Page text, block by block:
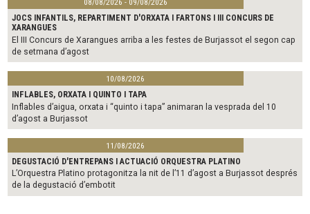
08/08/2026 - 09/08/2026
JOCS INFANTILS, REPARTIMENT D'ORXATA I FARTONS I III CONCURS DE
XARANGUES
El III Concurs de Xarangues arriba a les festes de Burjassot el segon cap
de setmana d’agost
10/08/2026
INFLABLES, ORXATA I QUINTO I TAPA
Inflables d’aigua, orxata i “quinto i tapa” animaran la vesprada del 10
d’agost a Burjassot
11/08/2026
DEGUSTACIÓ D'ENTREPANS I ACTUACIÓ ORQUESTRA PLATINO
L’Orquestra Platino protagonitza la nit de l’11 d’agost a Burjassot després
de la degustació d’embotit